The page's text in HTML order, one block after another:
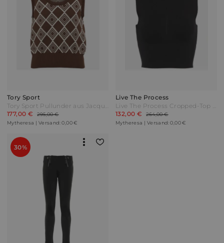
Tory Sport
Tory Sport Pullunder aus Jacquard Braun
177,00 €
295,00 €
Mytheresa | Versand: 0,00 €
Live The Process
Live The Process Cropped-Top Petra Schwarz
132,00 €
264,00 €
Mytheresa | Versand: 0,00 €
30%